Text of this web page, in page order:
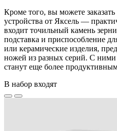
Кроме того, вы можете
устройства от Яксель —
входит точильный камень
подставка и приспособление
или керамические изделия,
ножей из разных серий. С
станут еще более
В набор входят